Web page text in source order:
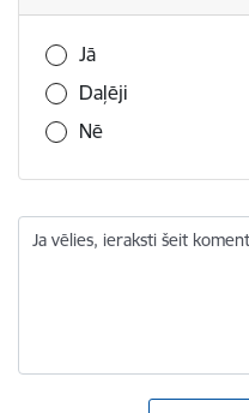
Vai šī informācija bija
Jā
Daļēji
Nē
Ja vēlies, ieraksti šeit